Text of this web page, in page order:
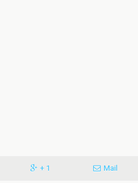
+ 1 Mail